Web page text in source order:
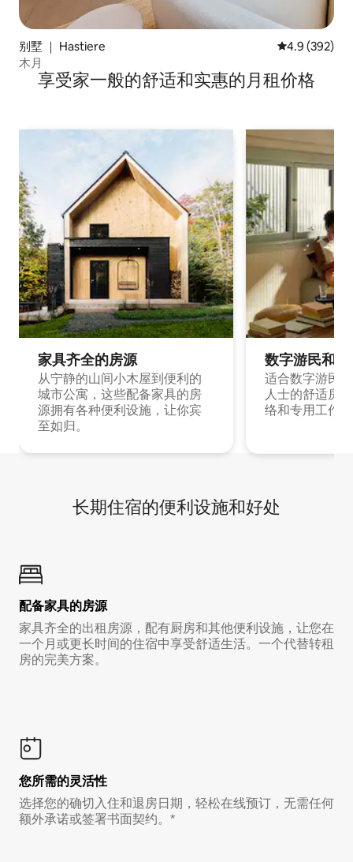
别墅 ｜ Hastiere 平均评分 4.9
4.9 (392)
木月
享受家一般的舒适和实惠的月租价格
家具齐全的房源
从宁静的山间小木屋到便利的
城市公寓，这些配备家具的房
源拥有各种便利设施，让你宾
至如归。
数字游民和
适合数字游民
人士的舒适房
络和专用工作
长期住宿的便利设施和好处
配备家具的房源
家具齐全的出租房源，配有厨房和其他便利设施，让您在
一个月或更长时间的住宿中享受舒适生活。一个代替转租
房的完美方案。
您所需的灵活性
选择您的确切入住和退房日期，轻松在线预订，无需任何
额外承诺或签署书面契约。*